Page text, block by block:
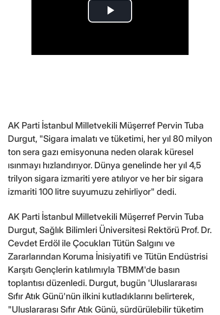
AK Parti İstanbul Milletvekili Müşerref Pervin Tuba
Durgut, "Sigara imalatı ve tüketimi, her yıl 80 milyon
ton sera gazı emisyonuna neden olarak küresel
ısınmayı hızlandırıyor. Dünya genelinde her yıl 4,5
trilyon sigara izmariti yere atılıyor ve her bir sigara
izmariti 100 litre suyumuzu zehirliyor" dedi.
AK Parti İstanbul Milletvekili Müşerref Pervin Tuba
Durgut, Sağlık Bilimleri Üniversitesi Rektörü Prof. Dr.
Cevdet Erdöl ile Çocukları Tütün Salgını ve
Zararlarından Koruma İnisiyatifi ve Tütün Endüstrisi
Karşıtı Gençlerin katılımıyla TBMM'de basın
toplantısı düzenledi. Durgut, bugün 'Uluslararası
Sıfır Atık Günü'nün ilkini kutladıklarını belirterek,
"Uluslararası Sıfır Atık Günü, sürdürülebilir tüketim